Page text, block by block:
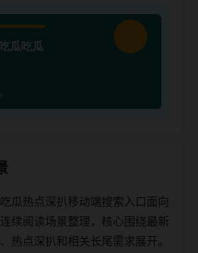
瓜热点深扒移动端搜索入口面向
续阅读场景整理，核心围绕最新
热点深扒和相关长尾需求展开。